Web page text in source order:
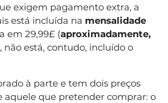
exigem pagamento extra, a
está incluída na mensalidade
em 29,99£ (aproximadamente,
não está, contudo, incluído o
à parte e tem dois preços
aquele que pretender comprar: o